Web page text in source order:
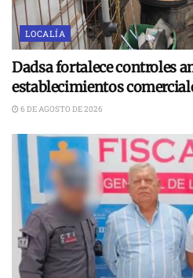
LOCALÍA
Dadsa fortalece controles
establecimientos
6 DE AGOSTO DE 2026